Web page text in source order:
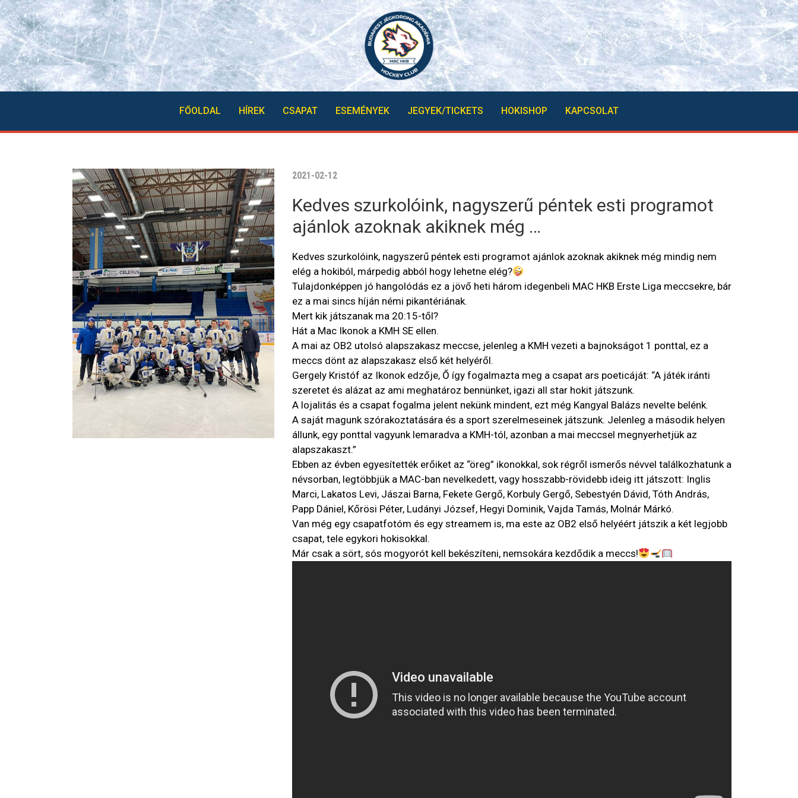
FŐOLDAL HÍREK CSAPAT ESEMÉNYEK JEGYEK/TICKETS HOKISHOP KAPCSOLAT
2021-02-12
Kedves szurkolóink, nagyszerű péntek esti programot
ajánlok azoknak akiknek még …
Kedves szurkolóink, nagyszerű péntek esti programot ajánlok azoknak akiknek még mindig nem
elég a hokiból, márpedig abból hogy lehetne elég?
Tulajdonképpen jó hangolódás ez a jövő heti három idegenbeli MAC HKB Erste Liga meccsekre, bár
ez a mai sincs híján némi pikantériának.
Mert kik játszanak ma 20:15-től?
Hát a Mac Ikonok a KMH SE ellen.
A mai az OB2 utolsó alapszakasz meccse, jelenleg a KMH vezeti a bajnokságot 1 ponttal, ez a
meccs dönt az alapszakasz első két helyéről.
Gergely Kristóf az Ikonok edzője, Ő így fogalmazta meg a csapat ars poeticáját: “A játék iránti
szeretet és alázat az ami meghatároz bennünket, igazi all star hokit játszunk.
A lojalitás és a csapat fogalma jelent nekünk mindent, ezt még Kangyal Balázs nevelte belénk.
A saját magunk szórakoztatására és a sport szerelmeseinek játszunk. Jelenleg a második helyen
állunk, egy ponttal vagyunk lemaradva a KMH-tól, azonban a mai meccsel megnyerhetjük az
alapszakaszt.”
Ebben az évben egyesítették erőiket az “öreg” ikonokkal, sok régről ismerős névvel találkozhatunk a
névsorban, legtöbbjük a MAC-ban nevelkedett, vagy hosszabb-rövidebb ideig itt játszott: Inglis
Marci, Lakatos Levi, Jászai Barna, Fekete Gergő, Korbuly Gergő, Sebestyén Dávid, Tóth András,
Papp Dániel, Kőrösi Péter, Ludányi József, Hegyi Dominik, Vajda Tamás, Molnár Márkó.
Van még egy csapatfotóm és egy streamem is, ma este az OB2 első helyéért játszik a két legjobb
csapat, tele egykori hokisokkal.
Már csak a sört, sós mogyorót kell bekészíteni, nemsokára kezdődik a meccs!